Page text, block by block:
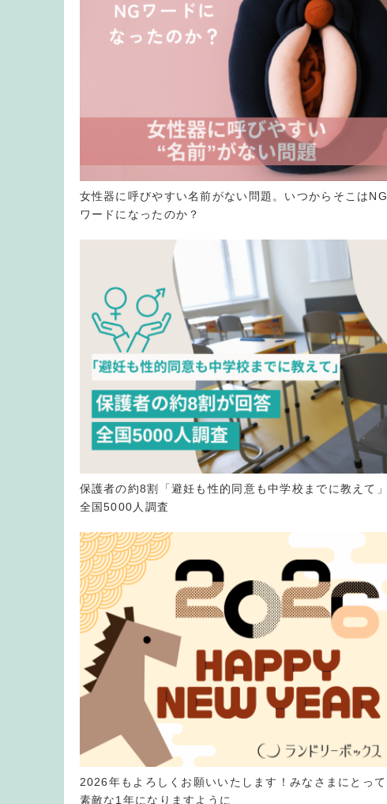
女性器に呼びやすい名前がない問題。いつからそこはNG
ワードになったのか？
保護者の約8割「避妊も性的同意も中学校までに教えて」
全国5000人調査
2026年もよろしくお願いいたします！みなさまにとって
素敵な1年になりますように